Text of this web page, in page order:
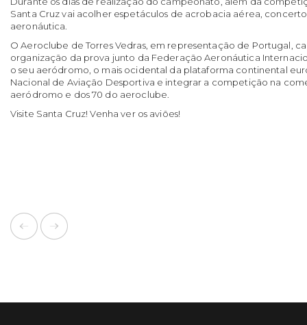
Santa Cruz vai acolher espetáculos de acrobacia aérea,
aeronáutica.
O Aeroclube de Torres Vedras, em representação de Portugal,
organização da prova junto da Federação Aeronáutica
o seu aeródromo, o mais ocidental da plataforma continental
Nacional de Aviação Desportiva e integrar a competição na
aeródromo e dos 70 do aeroclube.
Visite Santa Cruz! Venha ver os aviões!